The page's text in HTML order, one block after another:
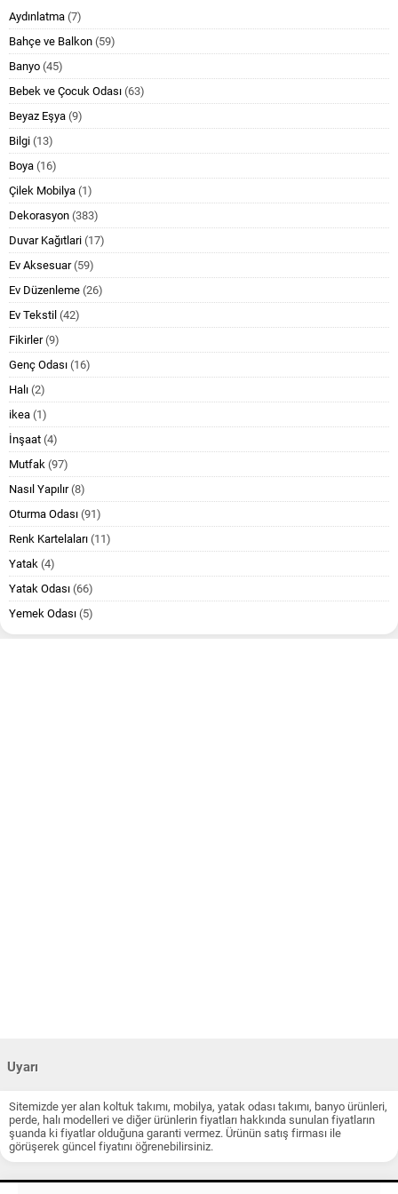
Aydınlatma (7)
Bahçe ve Balkon (59)
Banyo (45)
Bebek ve Çocuk Odası (63)
Beyaz Eşya (9)
Bilgi (13)
Boya (16)
Çilek Mobilya (1)
Dekorasyon (383)
Duvar Kağıtlari (17)
Ev Aksesuar(59)
Ev Düzenleme (26)
Ev Tekstil (42)
Fikirler(9)
Genç Odası (16)
Halı (2)
ikea (1)
İnşaat (4)
Mutfak (97)
Nasıl Yapılır(8)
Oturma Odası (91)
Renk Kartelaları (11)
Yatak (4)
Yatak Odası (66)
Yemek Odası (5)
Uyarı
Sitemizde yer alan koltuk takımı, mobilya, yatak odası takımı, banyo ürünleri,
perde, halı modelleri ve diğer ürünlerin fiyatları hakkında sunulan fiyatların
şuanda ki fiyatlar olduğuna garanti vermez. Ürünün satış firması ile
görüşerek güncel fiyatını öğrenebilirsiniz.